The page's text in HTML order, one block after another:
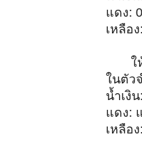
แดง:
เหลือ
ใ
ในตัว
น้ำเงิ
แดง:
เหลือ